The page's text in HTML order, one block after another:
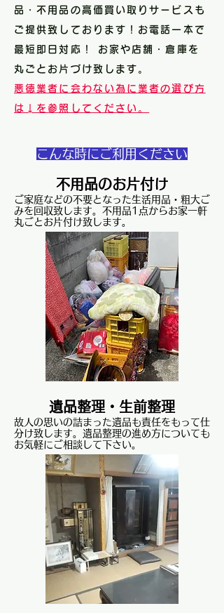
品・不用品の高価買い取りサービスも
ご提供致しております！お電話一本で
最短即日対応！ お家や店舗・倉庫を
丸ごとお片づけ致します。
悪徳業者に会わない為に業者の選び方
は↓を参照してください。
こんな時にご利用ください
不用品のお片付け
ご家庭などの不要となった生活用品・粗大ご
みを回収致します。不用品1点からお家一軒
丸ごとお片付け致します。
遺品整理・ 生前整理
故人の思いの詰まった遺品も責任をもって仕
分け致します。遺品整理の進め方についても
お気軽にご相談して下さい。